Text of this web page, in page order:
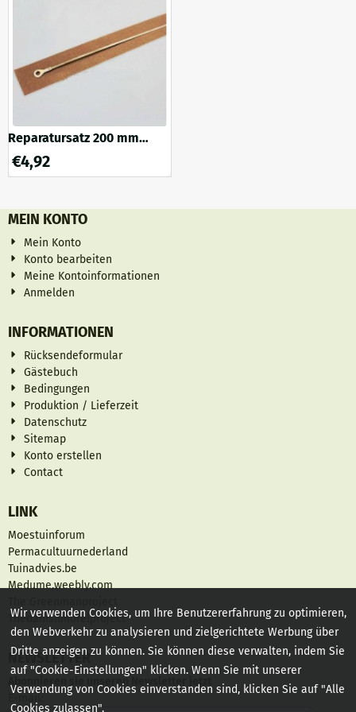
86 mm ist das Befüllen und
Reinigen des Glases ein
Kinderspiel und somit ...
Reparatursatz 200 mm
Impulsversiegelungsdraht
und Teflonstreifen
€4,92
MEIN KONTO
Mein Konto
Konto bearbeiten
Meine Kontoinformationen
Anmelden
INFORMATIONEN
Rücksendeformular
Gästebuch
Bedingungen
Produktion / Lieferzeit
Datenschutz
Sitemap
Konto erstellen
Contact
LINK
Moestuinforum
Permacultuurnederland
Tuinadvies.be
Medume.weebly.com
Thedanishmorelproject
NEWSLETTER
Abonnieren sie unseren Newsletter jetzt
Geben Sie Ihre E-Mail-Adresse für den Newsletter ein
Wir verwenden Cookies, um Ihre Benutzererfahrung zu optimieren,
den Webverkehr zu analysieren und zielgerichtete Werbung über
Dritte anzeigen zu können. Sie können diese verwalten, indem Sie
auf "Cookie-Einstellungen" klicken. Wenn Sie mit unserer
Verwendung von Cookies einverstanden sind, klicken Sie auf "Alle
Cookies zulassen".